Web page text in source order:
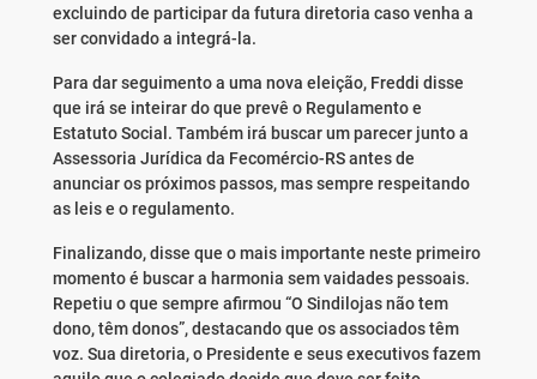
excluindo de participar da futura diretoria caso venha a
ser convidado a integrá-la.
Para dar seguimento a uma nova eleição, Freddi disse
que irá se inteirar do que prevê o Regulamento e
Estatuto Social. Também irá buscar um parecer junto a
Assessoria Jurídica da Fecomércio-RS antes de
anunciar os próximos passos, mas sempre respeitando
as leis e o regulamento.
Finalizando, disse que o mais importante neste primeiro
momento é buscar a harmonia sem vaidades pessoais.
Repetiu o que sempre afirmou “O Sindilojas não tem
dono, têm donos”, destacando que os associados têm
voz. Sua diretoria, o Presidente e seus executivos fazem